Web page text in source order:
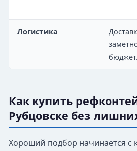
Логистика
бюджет.
Как купить
Рубцовске без
Хороший подбор начинается с